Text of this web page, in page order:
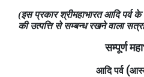
(इस प्रकार श्रीमहाभारत आदि पर्व
की उत्पत्ति से सम्बन्ध रखने वाला
सम्पूर्ण
आदि पर्व (